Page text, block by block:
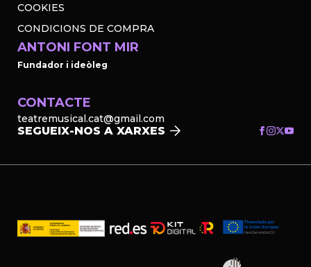
COOKIES
CONDICIONS DE COMPRA
ANTONI FONT MIR
Fundador i ideòleg
CONTACTE
teatremusical.cat@gmail.com
SEGUEIX-NOS A XARXES